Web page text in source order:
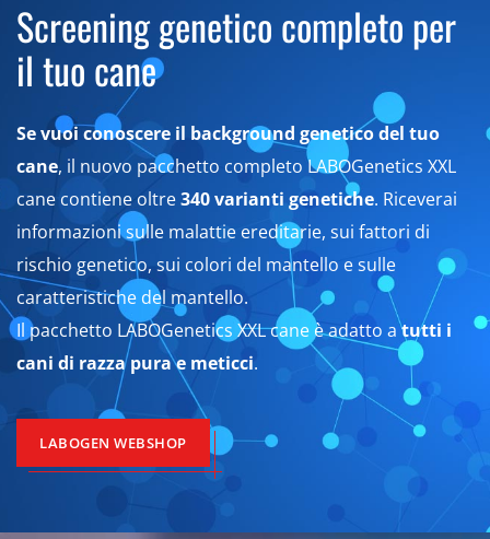
Screening genetico completo per
il tuo cane
Se vuoi conoscere il background genetico del tuo
cane, il nuovo pacchetto completo LABOGenetics XXL
cane contiene oltre340 varianti genetiche. Riceverai
informazioni sulle malattie ereditarie, sui fattori di
rischio genetico, sui colori del mantello e sulle
caratteristiche del mantello.
Il pacchetto LABOGenetics XXL cane è adatto atutti i
cani di razza pura e meticci.
LABOGEN WEBSHOP